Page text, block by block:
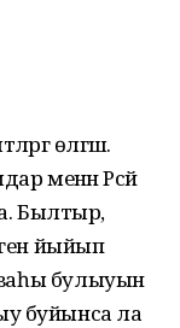
өлгәшә.
менән Рәсәй
Былтыр,
йыйып
булыуын
буйынса ла